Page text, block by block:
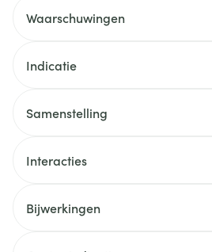
Waarschuwingen
Indicatie
Samenstelling
Interacties
Bijwerkingen